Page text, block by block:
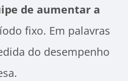
de aumentar a
fixo. Em palavras
do desempenho